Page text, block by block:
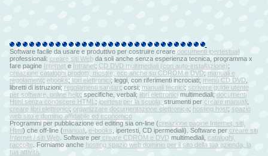
Software facile da usare e produttivo per costruire creare documenti ipertestuali
professionali: creare siti Webda soli anche senza esperienza tecnica, programma x
fare pagine Internet e Intranet; CD DVD multimediali (con auto-installazione);
creazione cataloghi prodotti, mostre, ecc anche su CDROM e DVD; manuali e
regolamenti; ebooks; libri elettronici; leggi, con riferimenti incrociati; menù CD DVD,
libretti di istruzioni;regolamenti sanitari; corsi; manuali tecnici;scrivere guide utente
per software,
online help; specifiche, verbali;libri elettronicimultimediali;documenti
Html senza conoscere HTML ; ipertesti per la scuola;strumenti per creare manuali,
creare libri elettronici; organizzare documentazione elettronica; hosting host; spazio
web sito e dominio affidabile ed economico
Programmi per pubblicazione ed editing sia on-line (creazione pagine Internet, siti,
Html) che off-line (manuali, e-books , ipertesti, CD ipermediali). Software per creare siti
Internet / siti Web. Software percreare CDROM e DVD multimediali, cataloghi,
raccolte . Forniamo anche hosting spazio web dominio per il sito della tua azienda, la
tua attività.